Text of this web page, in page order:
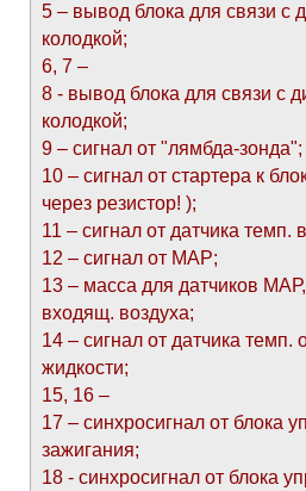
5 – вывод блока для связи с
колодкой;
6, 7 –
8 - вывод блока для связи с
колодкой;
9 – сигнал от "лямбда-зонда";
10 – сигнал от стартера к
через резистор! );
11 – сигнал от датчика темп.
12 – сигнал от МАР;
13 – масса для датчиков
входящ. воздуха;
14 – сигнал от датчика
жидкости;
15, 16 –
17 – синхросигнал от блока
зажигания;
18 - синхросигнал от блока